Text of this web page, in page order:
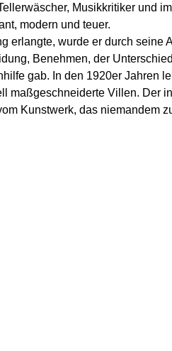
Musikkritiker und
modern und teuer.
erlangte, wurde er durch seine
Benehmen, der
gab. In den 1920er Jahren
Villen. Der
Kunstwerk, das niemandem